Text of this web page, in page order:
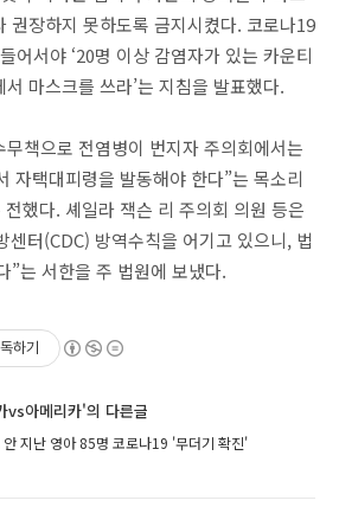
권장하지 못하도록 금지시켰다. 코로나19
어서야 ‘20명 이상 감염자가 있는 카운티
마스크를 쓰라’는 지침을 발표했다.
책으로 전염병이 번지자 주의회에서는
자택대피령을 발동해야 한다”는 목소리
했다. 셰일라 잭슨 리 주의회 의원 등은
센터(CDC) 방역수칙을 어기고 있으니, 법
”는 서한을 주 법원에 보냈다.
하기
vs아메리카'의 다른글
안 지난 영아 85명 코로나19 '무더기 확진'